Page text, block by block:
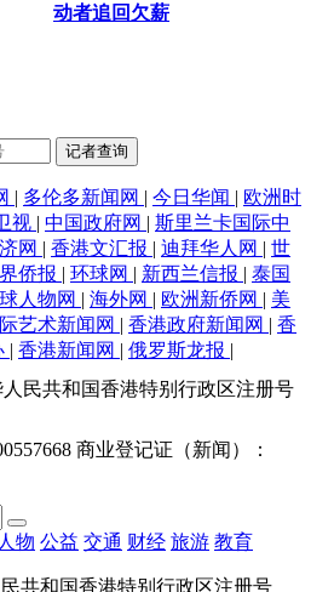
动者追回欠薪
记者查询
| 多伦多新闻网 | 今日华闻 | 欧洲时
视 | 中国政府网 | 斯里兰卡国际中
网 | 香港文汇报 | 迪拜华人网 | 世
侨报 | 环球网 | 新西兰信报 | 泰国
人物网 | 海外网 | 欧洲新侨网 | 美
艺术新闻网 | 香港政府新闻网 | 香
| 香港新闻网 | 俄罗斯龙报 |
民共和国香港特别行政区注册号
商业登记证（新闻）：
人物 公益 交通 财经 旅游 教育
共和国香港特别行政区注册号